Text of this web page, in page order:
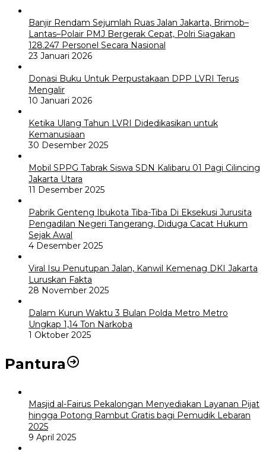
Banjir Rendam Sejumlah Ruas Jalan Jakarta, Brimob–
Lantas–Polair PMJ Bergerak Cepat, Polri Siagakan
128.247 Personel Secara Nasional
23 Januari 2026
Donasi Buku Untuk Perpustakaan DPP LVRI Terus
Mengalir
10 Januari 2026
Ketika Ulang Tahun LVRI Didedikasikan untuk
Kemanusiaan
30 Desember 2025
Mobil SPPG Tabrak Siswa SDN Kalibaru 01 Pagi Cilincing
Jakarta Utara
11 Desember 2025
Pabrik Genteng Ibukota Tiba-Tiba Di Eksekusi Jurusita
Pengadilan Negeri Tangerang, Diduga Cacat Hukum
Sejak Awal
4 Desember 2025
Viral Isu Penutupan Jalan, Kanwil Kemenag DKI Jakarta
Luruskan Fakta
28 November 2025
Dalam Kurun Waktu 3 Bulan Polda Metro Metro
Ungkap 1,14 Ton Narkoba
1 Oktober 2025
Pantura
Masjid al-Fairus Pekalongan Menyediakan Layanan Pijat
hingga Potong Rambut Gratis bagi Pemudik Lebaran
2025
9 April 2025